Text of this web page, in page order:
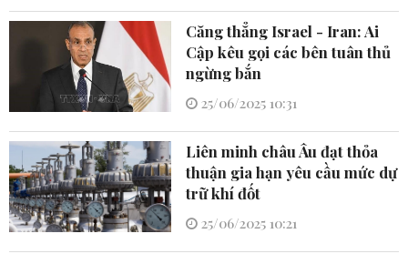
Căng thẳng Israel - Iran: Ai
Cập kêu gọi các bên tuân thủ
ngừng bắn
25/06/2025 10:31
Liên minh châu Âu đạt thỏa
thuận gia hạn yêu cầu mức dự
trữ khí đốt
25/06/2025 10:21